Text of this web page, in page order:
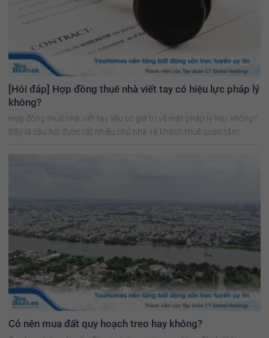
[Hỏi đáp] Hợp đồng thuê nhà viết tay có hiệu lực pháp lý
không?
Hợp đồng thuê nhà viết tay liệu có giá trị về mặt pháp lý hay không?
Đây là câu hỏi được rất nhiều chủ nhà và khách thuê quan tâm.
Có nên mua đất quy hoạch treo hay không?